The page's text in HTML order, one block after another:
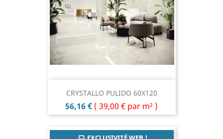
CRYSTALLO PULIDO 60X120
Prix
56,16 € ( 39,00 € par m² )